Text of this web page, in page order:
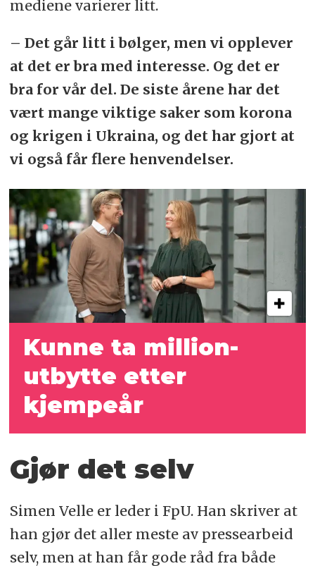
mediene varierer litt.
– Det går litt i bølger, men vi opplever
at det er bra med interesse. Og det er
bra for vår del. De siste årene har det
vært mange viktige saker som korona
og krigen i Ukraina, og det har gjort at
vi også får flere henvendelser.
Kunne ta million­
utbytte etter
kjempeår
Gjør det selv
Simen Velle er leder i FpU. Han skriver at
han gjør det aller meste av pressearbeid
selv, men at han får gode råd fra både